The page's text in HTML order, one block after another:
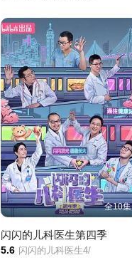
全10集
闪闪的儿科医生第四季
5.6 闪闪的儿科医生4/